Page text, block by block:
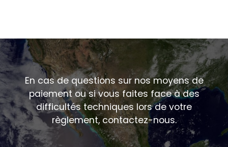
En cas de questions sur nos moyens de
paiement ou si vous faites face à des
difficultés techniques lors de votre
règlement, contactez-nous.